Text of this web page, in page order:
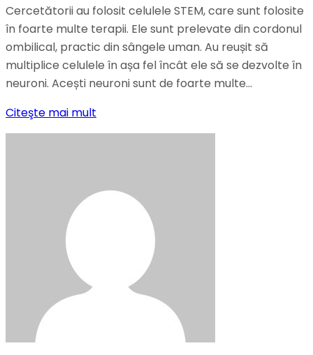
Cercetătorii au folosit celulele STEM, care sunt folosite
în foarte multe terapii. Ele sunt prelevate din cordonul
ombilical, practic din sângele uman. Au reușit să
multiplice celulele în așa fel încât ele să se dezvolte în
neuroni. Acești neuroni sunt de foarte multe…
Citeşte mai mult